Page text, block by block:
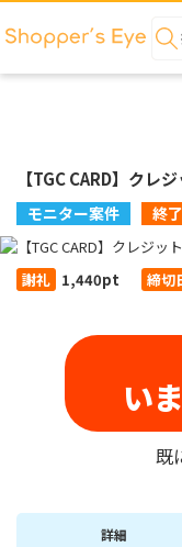
【TGC CARD】クレ
モニター案件 終
謝礼 1,440pt 締切
い
既
詳細